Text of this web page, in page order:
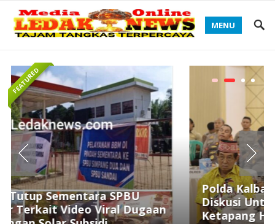
MENU
Polda Kalbar Gelar Silaturahmi Dan
Diskusi Untuk Demokrasi Inklusif, Polres
Ketapang Hadir Melalui Zoom Meeting
FEATURED